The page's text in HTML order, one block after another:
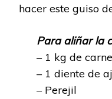
hacer este guiso
Para aliñar la
– 1 kg de
– 1 diente de
– Perejil